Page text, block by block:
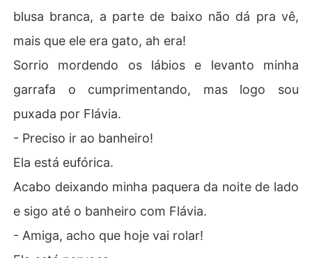
blusa branca, a parte de baixo não dá pra vê,
mais que ele era gato, ah era!
Sorrio mordendo os lábios e levanto minha
garrafa o cumprimentando, mas logo sou
puxada por Flávia.
- Preciso ir ao banheiro!
Ela está eufórica.
Acabo deixando minha paquera da noite de lado
e sigo até o banheiro com Flávia.
- Amiga, acho que hoje vai rolar!